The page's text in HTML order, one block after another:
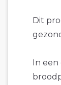
Dit
In een